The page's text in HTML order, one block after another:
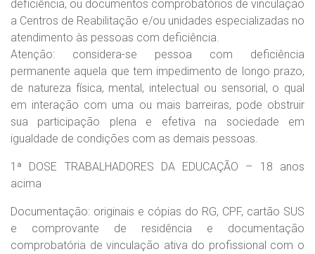
deficiência, ou documentos comprobatórios de vinculação
a Centros de Reabilitação e/ou unidades especializadas no
atendimento às pessoas com deficiência.
Atenção: considera-se pessoa com deficiência
permanente aquela que tem impedimento de longo prazo,
de natureza física, mental, intelectual ou sensorial, o qual
em interação com uma ou mais barreiras, pode obstruir
sua participação plena e efetiva na sociedade em
igualdade de condições com as demais pessoas.
1ª DOSE TRABALHADORES DA EDUCAÇÃO – 18 anos
acima
Documentação: originais e cópias do RG, CPF, cartão SUS
e comprovante de residência e documentação
comprobatória de vinculação ativa do profissional com o